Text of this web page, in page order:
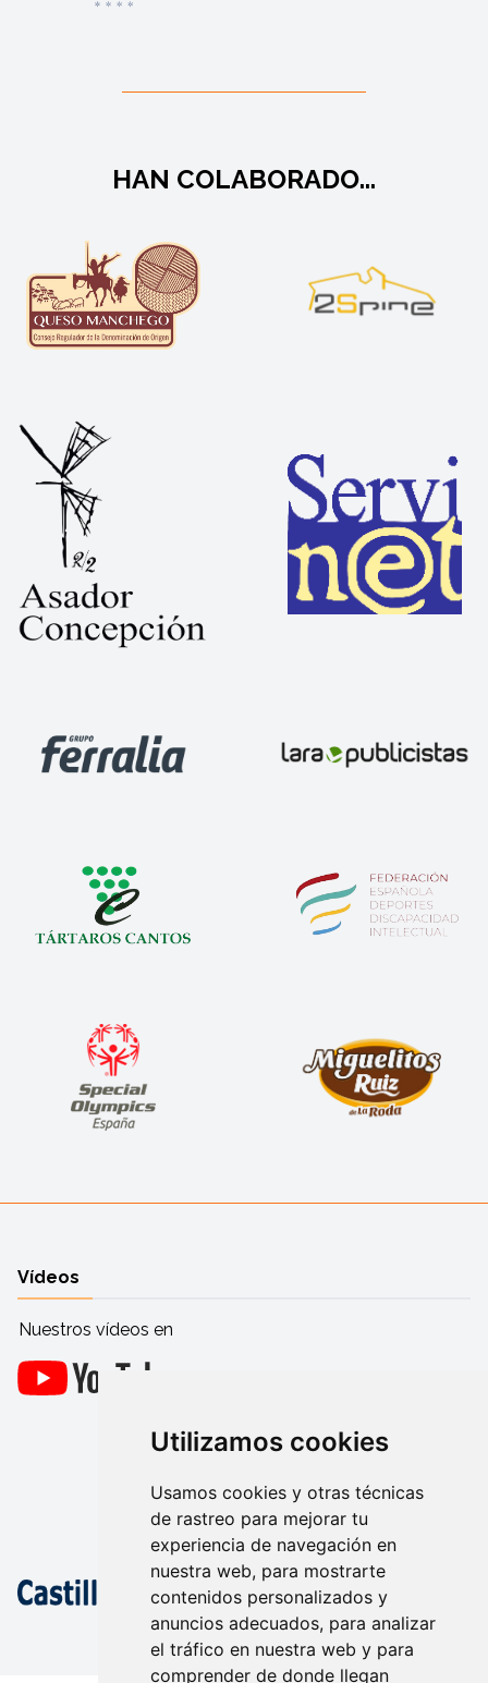
Utilizamos cookies
Usamos cookies y otras técnicas
de rastreo para mejorar tu
experiencia de navegación en
nuestra web, para mostrarte
contenidos personalizados y
anuncios adecuados, para analizar
el tráfico en nuestra web y para
comprender de donde llegan
HAN COLABORADO...
Vídeos
Nuestros vídeos en